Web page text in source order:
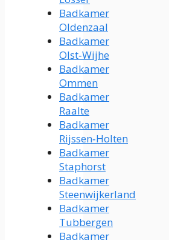
Badkamer
Oldenzaal
Badkamer
Olst‑Wijhe
Badkamer
Ommen
Badkamer
Raalte
Badkamer
Rijssen‑Holten
Badkamer
Staphorst
Badkamer
Steenwijkerland
Badkamer
Tubbergen
Badkamer